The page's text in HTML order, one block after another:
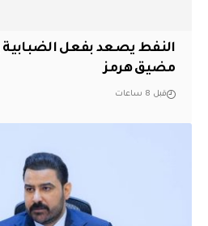
النفط يصعد بفعل الضبابية
مضيق هرمز
قبل 8 ساعات